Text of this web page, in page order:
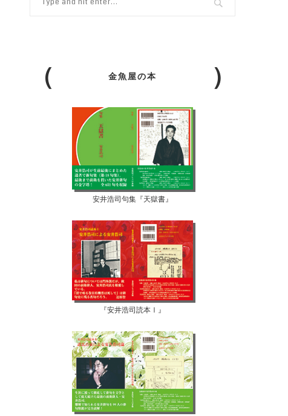
金魚屋の本
安井浩司句集『天獄書』
『安井浩司読本Ⅰ』